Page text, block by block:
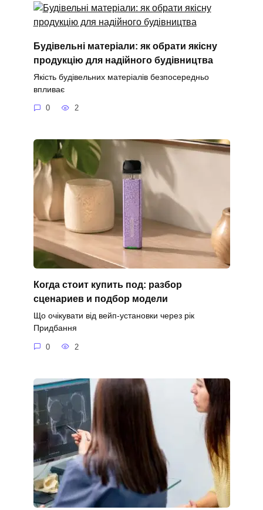
Будівельні матеріали: як обрати якісну
продукцію для надійного будівництва
Якість будівельних матеріалів безпосередньо
впливає
0 2
Когда стоит купить под: разбор
сценариев и подбор модели
Що очікувати від вейп-установки через рік
Придбання
0 2